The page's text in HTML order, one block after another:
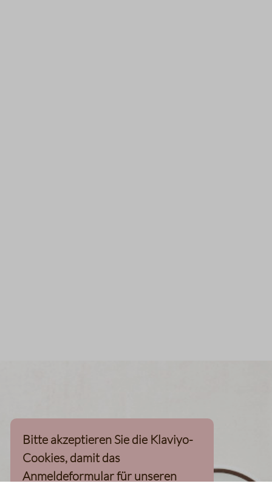
Bitte akzeptieren Sie die Klaviyo-
Cookies, damit das
Anmeldeformular für unseren